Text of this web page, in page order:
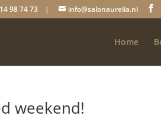
14 98 74 73 | info@salonaurelia.nl
Home
weekend!